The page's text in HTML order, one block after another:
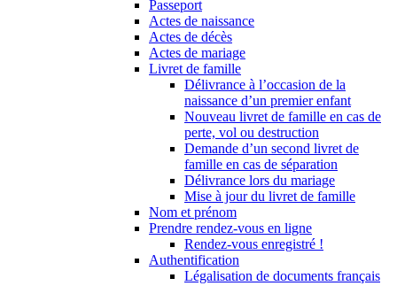
Passeport
Actes de naissance
Actes de décès
Actes de mariage
Livret de famille
Délivrance à l’occasion de la
naissance d’un premier enfant
Nouveau livret de famille en cas de
perte, vol ou destruction
Demande d’un second livret de
famille en cas de séparation
Délivrance lors du mariage
Mise à jour du livret de famille
Nom et prénom
Prendre rendez-vous en ligne
Rendez-vous enregistré !
Authentification
Légalisation de documents français